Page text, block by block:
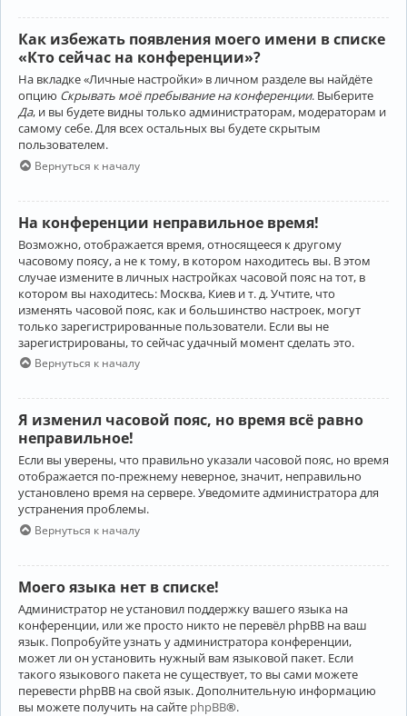
Как избежать появления моего имени в списке
«Кто сейчас на конференции»?
На вкладке «Личные настройки» в личном разделе вы найдёте
опцию Скрывать моё пребывание на конференции. Выберите
Да, и вы будете видны только администраторам, модераторам и
самому себе. Для всех остальных вы будете скрытым
пользователем.
Вернуться к началу
На конференции неправильное время!
Возможно, отображается время, относящееся к другому
часовому поясу, а не к тому, в котором находитесь вы. В этом
случае измените в личных настройках часовой пояс на тот, в
котором вы находитесь: Москва, Киев и т. д. Учтите, что
изменять часовой пояс, как и большинство настроек, могут
только зарегистрированные пользователи. Если вы не
зарегистрированы, то сейчас удачный момент сделать это.
Вернуться к началу
Я изменил часовой пояс, но время всё равно
неправильное!
Если вы уверены, что правильно указали часовой пояс, но время
отображается по-прежнему неверное, значит, неправильно
установлено время на сервере. Уведомите администратора для
устранения проблемы.
Вернуться к началу
Моего языка нет в списке!
Администратор не установил поддержку вашего языка на
конференции, или же просто никто не перевёл phpBB на ваш
язык. Попробуйте узнать у администратора конференции,
может ли он установить нужный вам языковой пакет. Если
такого языкового пакета не существует, то вы сами можете
перевести phpBB на свой язык. Дополнительную информацию
вы можете получить на сайте phpBB®.